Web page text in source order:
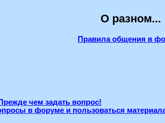
О разном...
Правила общения в
Прежде чем задать вопрос!
в форуме и пользоваться